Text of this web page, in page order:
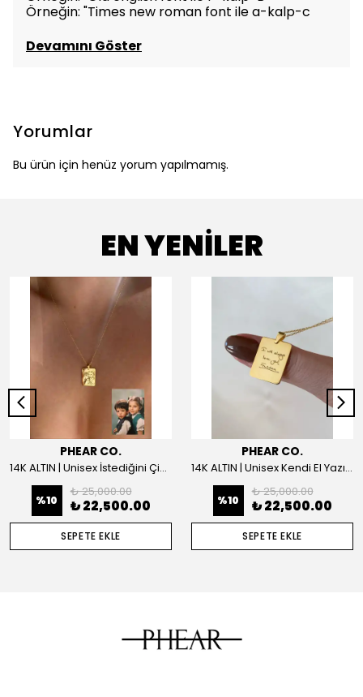
Örneğin: "Times new roman font ile a-kalp-c
Devamını Göster
Yorumlar
Bu ürün için henüz yorum yapılmamış.
EN YENİLER
PHEAR CO.
14K ALTIN | Unisex İstediğini Çizdir Kolye
%10
₺ 25,000.00
₺ 22,500.00
SEPETE EKLE
PHEAR CO.
14K ALTIN | Unisex Kendi El Yazın ile İstediğini Yazdır Plaka Kolye
%10
₺ 25,000.00
₺ 22,500.00
SEPETE EKLE